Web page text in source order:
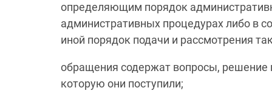
определяющим порядок
административных процедурах либо в
иной порядок подачи и рассмотрения
обращения содержат вопросы, решение
которую они поступили;